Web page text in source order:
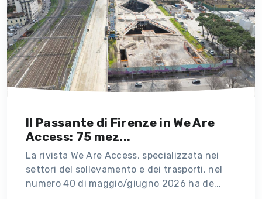
Il Passante di Firenze in We Are
Access: 75 mez...
La rivista We Are Access, specializzata nei
settori del sollevamento e dei trasporti, nel
numero 40 di maggio/giugno 2026 ha de...